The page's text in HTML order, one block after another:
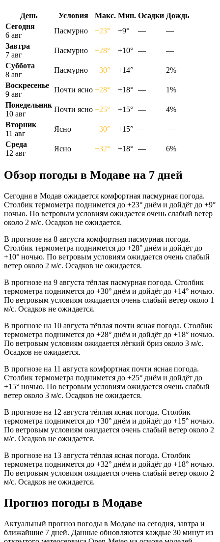
День Условия Макс. Мин. Осадки Дождь
Сегодня
6 авг
Пасмурно +23° +9° —
—
Завтра
7 авг
Пасмурно +28° +10° —
—
Суббота
8 авг
Пасмурно +30° +14° —
2%
Воскресенье
9 авг
Почти ясно +28° +18° —
1%
Понедельник
10 авг
Почти ясно +25° +15° —
4%
Вторник
11 авг
Ясно +30° +15° —
—
Среда
12 авг
Ясно +32° +18° — 6%
Обзор погоды в Модаве на 7 дней
Сегодня в Модав ожидается комфортная пасмурная погода.
Столбик термометра поднимется до +23° днём и дойдёт до +9°
ночью. По ветровым условиям ожидается очень слабый ветер
около 2 м/с. Осадков не ожидается.
В прогнозе на 8 августа комфортная пасмурная погода.
Столбик термометра поднимется до +28° днём и дойдёт до
+10° ночью. По ветровым условиям ожидается очень слабый
ветер около 2 м/с. Осадков не ожидается.
В прогнозе на 9 августа тёплая пасмурная погода. Столбик
термометра поднимется до +30° днём и дойдёт до +14° ночью.
По ветровым условиям ожидается очень слабый ветер около 1
м/с. Осадков не ожидается.
В прогнозе на 10 августа тёплая почти ясная погода. Столбик
термометра поднимется до +28° днём и дойдёт до +18° ночью.
По ветровым условиям ожидается лёгкий бриз около 3 м/с.
Осадков не ожидается.
В прогнозе на 11 августа комфортная почти ясная погода.
Столбик термометра поднимется до +25° днём и дойдёт до
+15° ночью. По ветровым условиям ожидается очень слабый
ветер около 3 м/с. Осадков не ожидается.
В прогнозе на 12 августа тёплая ясная погода. Столбик
термометра поднимется до +30° днём и дойдёт до +15° ночью.
По ветровым условиям ожидается очень слабый ветер около 2
м/с. Осадков не ожидается.
В прогнозе на 13 августа тёплая ясная погода. Столбик
термометра поднимется до +32° днём и дойдёт до +18° ночью.
По ветровым условиям ожидается очень слабый ветер около 2
м/с. Осадков не ожидается.
Прогноз погоды в Модаве
Актуальный прогноз погоды в Модаве на сегодня, завтра и
ближайшие 7 дней. Данные обновляются каждые 30 минут из